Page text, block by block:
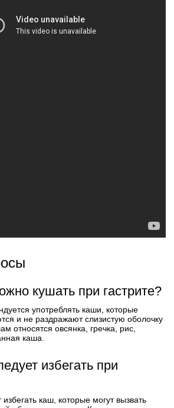
кушать при гастрите?
употреблять каши, которые
и не раздражают слизистую оболочку
относятся овсянка, гречка, рис,
каша.
избегать при
избегать каш, которые могут вызвать